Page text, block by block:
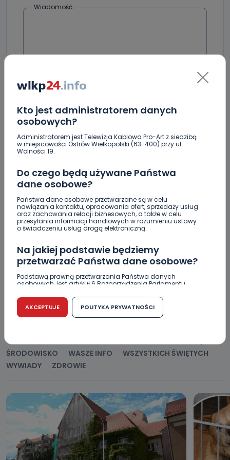
Kto jest administratorem danych
osobowych?
Administratorem jest Telewizja Kablowa Pro-Art z siedzibą
w miejscowości Ostrów Wielkopolski (63-400) przy ul.
Wolności 19.
Do czego będą używane Państwa
dane osobowe?
Państwa dane osobowe przetwarzane są w celu
nawiązania kontaktu, opracowania ofert, sprzedaży usług
oraz zachowania relacji biznesowych, a także w celu
przesyłania informacji handlowych w rozumieniu ustawy
o świadczeniu usług drogą elektroniczną.
Na jakiej podstawie będziemy
przetwarzać Państwa dane osobowe?
Podstawą prawną przetwarzania Państwa danych
osobowych, jest artykuł 6 Rozporządzenia Parlamentu
r. w sprawie ochrony osób fizycznych w związku z
przetwarzaniem danych osobowych w sprawie
swobodnego przepływu takich danych oraz uchylenia
dyrektywy 95/46/WE (RODO).
Czy jest możliwość cofnięcia zgody?
Podanie danych osobowych jest dobrowolne, nie jest
wymogiem ustawowym lub umownym oraz nie stanowi
warunku zawarcia umowy. Cofnięcie zgody jest możliwe
dokonać w dowolny, wybrany sposób (e-mail, poczta
tradycyjna) tak, aby dotarła do wiadomości Telewizji
Kablowej Pro-Art z siedzibą w miejscowości Ostrów
Wielkopolski (63-400) przy ul. Wolności 19.
Kiedy i komu możemy przekazać
Państwa dane?
AKCEPTUJE POLITYKA PRYWATNOŚCI
Wiadomość
Podpis
Email
POPULARNE
WSZYSTKIE BEZPIECZEŃSTWO
CIEKAWOSTKI
EDUKACJA
GOSPODARKA I FINANSE
HISTORIA
SYGNALE
ŚRODOWISKO
WASZE INFO
WSZYSTKICH ŚWIĘTYCH
WYWIADY
ZDROWIE